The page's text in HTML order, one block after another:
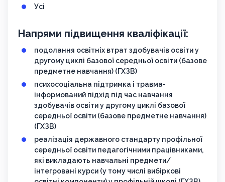
Усі
Напрями підвищення кваліфікації:
подолання освітніх втрат здобувачів освіти у
другому циклі базової середньої освіти (базове
предметне навчання) (ГХЗВ)
психосоціальна підтримка і травма-
інформований підхід під час навчання
здобувачів освіти у другому циклі базової
середньої освіти (базове предметне навчання)
(ГХЗВ)
реалізація державного стандарту профільної
середньої освіти педагогічними працівниками,
які викладають навчальні предмети/
інтегровані курси (у тому числі вибіркові